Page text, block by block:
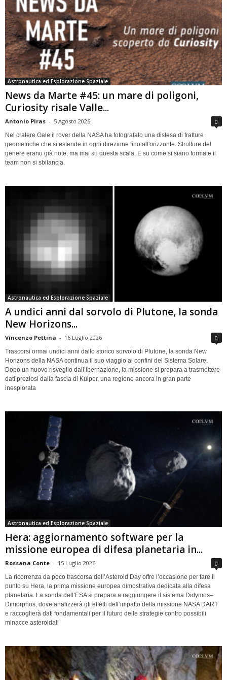
Astronautica ed Esplorazione Spaziale
News da Marte #45: un mare di poligoni,
Curiosity risale Valle...
Antonio Piras - 5 Agosto 2026 0
Nel cratere Gale il rover della NASA ha fotografato una distesa di fratture
geometriche che si estende in ogni direzione fino all'orizzonte. Strutture del
genere erano già note, ma mai su questa scala. E su come si siano formate il
team non si sbilancia.
Astronautica ed Esplorazione Spaziale
A undici anni dal sorvolo di Plutone, la sonda
New Horizons...
Vincenzo Pettina - 16 Luglio 2026 0
Trascorsi ormai undici anni dallo storico sorvolo di Plutone, la sonda New
Horizons della NASA continua il suo viaggio ai confini del Sistema Solare.
Dopo un nuovo risveglio dall’ibernazione, la missione si prepara a trasmettere
dati preziosi dalla fascia di Kuiper, una regione ancora in gran parte
inesplorata
Astronautica ed Esplorazione Spaziale
Hera: aggiornamento software per la
missione europea di difesa planetaria in...
Rossana Conte - 15 Luglio 2026 0
La ricorrenza da poco trascorsa dell’Asteroid Day offre l’occasione per fare il
punto su Hera, la prima missione europea dimostrativa dedicata alla difesa
planetaria. La sonda dell’ESA si prepara a raggiungere il sistema Didymos–
Dimorphos, dove analizzerà gli effetti dell’impatto della missione NASA DART
e raccoglierà dati fondamentali per il futuro delle strategie contro possibili
minacce asteroidali